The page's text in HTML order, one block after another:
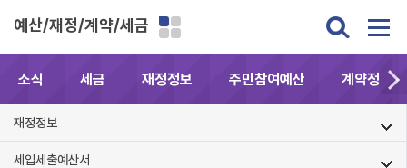
예산/재정/계약/세금
소식 세금 재정정보 주민참여예산 계약정보
재정정보
세입세출예산서